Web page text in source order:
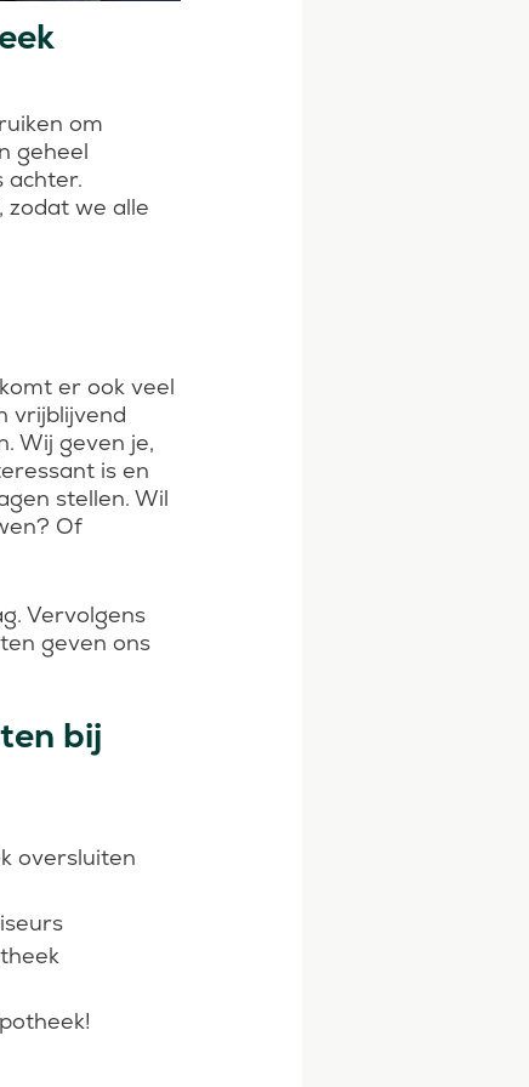
om
geheel
achter.
zodat we alle
er ook veel
vrijblijvend
Wij geven je,
is en
stellen. Wil
Of
Vervolgens
geven ons
bij
oversluiten